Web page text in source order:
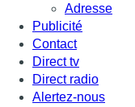
Adresse
Publicité
Contact
Direct tv
Direct radio
Alertez-nous